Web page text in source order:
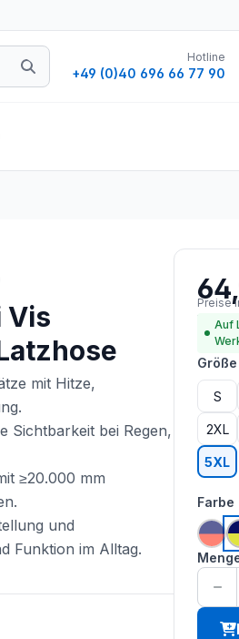
Hotline
+49 (0)40 696 66 77 90
Vis
mit Hitze,
Sichtbarkeit bei Regen,
≥20.000 mm
und
Funktion im Alltag.
Preise
Auf
Größe
S
2XL
5XL
Farbe
hi